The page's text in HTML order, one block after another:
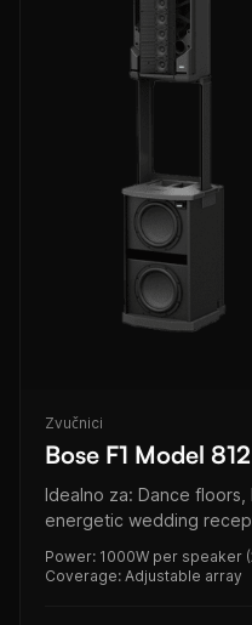
Zvučnici
Bose F1 Model 812
Idealno za: Dance floors,
energetic wedding
Power: 1000W per speaker
Coverage: Adjustable array